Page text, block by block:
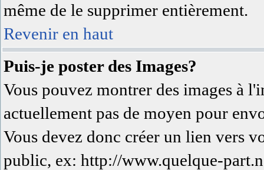
même de le supprimer entièrement.
Revenir en haut
Puis-je poster des Images?
Vous pouvez montrer des images à
actuellement pas de moyen pour
Vous devez donc créer un lien vers
public, ex: http://www.quelque-